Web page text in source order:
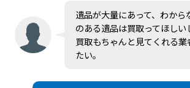
遺品が大量にあって、わから
のある遺品は買取ってほしい
買取もちゃんと見てくれる業
たい。